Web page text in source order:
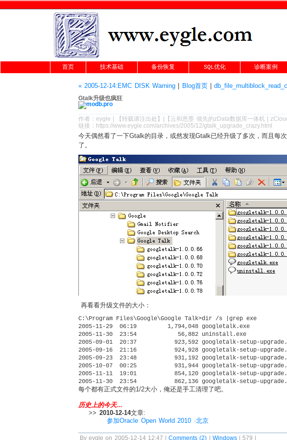
首页 技术基础 备份恢复 SQL优化 诊断案例
« 2005-12-14:EMC DISK Warning| Blog首页|
Gtalk升级也疯狂
作者： eygle 【转载请注出处 】|【 云和恩墨 领先的zData数据库一体机|
链接： https://www.eygle.com/archives/2005/12/gtalk_upgrade_crazy.html
今天偶然看了一下Gtalk的目录，或然发现Gtalk已经升级了多次，而且每
了。
再看看升级文件的大小：
C:\Program Files\Google\Google Talk>dir /s |grep exe
2005-11-29  06:19         1,794,048 googletalk.exe
2005-11-30  23:54            56,882 uninstall.exe
2005-09-01  20:37           923,592 googletalk-setup-
2005-09-16  21:16           924,928 googletalk-setup-
2005-09-23  23:48           931,192 googletalk-setup-
2005-10-07  00:25           931,944 googletalk-setup-
2005-11-11  19:01           854,120 googletalk-setup-
2005-11-30  23:54           862,136 googletalk-setup-
每个都有正式文件的1/2大小，俺还是手工清理了吧。
历史上的今天...
>> 2010-12-14文章:
参加Oracle Open World 2010 ·北京
By eygle on 2005-12-14 12:47 |Comments (2) | Windows| 579 |